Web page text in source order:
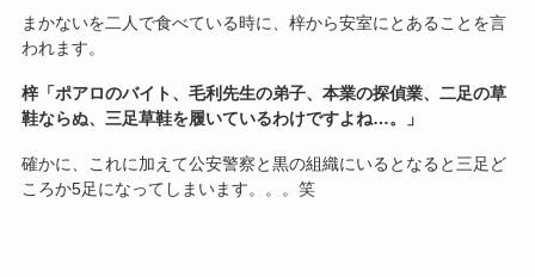
まかないを二人で食べている時に、梓から安室にとあることを言
われます。
梓「ポアロのバイト、毛利先生の弟子、本業の探偵業、二足の草
鞋ならぬ、三足草鞋を履いているわけですよね…。」
確かに、これに加えて公安警察と黒の組織にいるとなると三足ど
ころか5足になってしまいます。。。笑